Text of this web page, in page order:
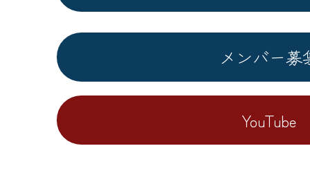
メンバー募
YouTube